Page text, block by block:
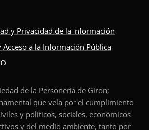
y Privacidad de la Información
Acceso a la Información Pública
de la Personería de Giron;
que vela por el cumplimiento
y políticos, sociales, económicos
y del medio ambiente, tanto por